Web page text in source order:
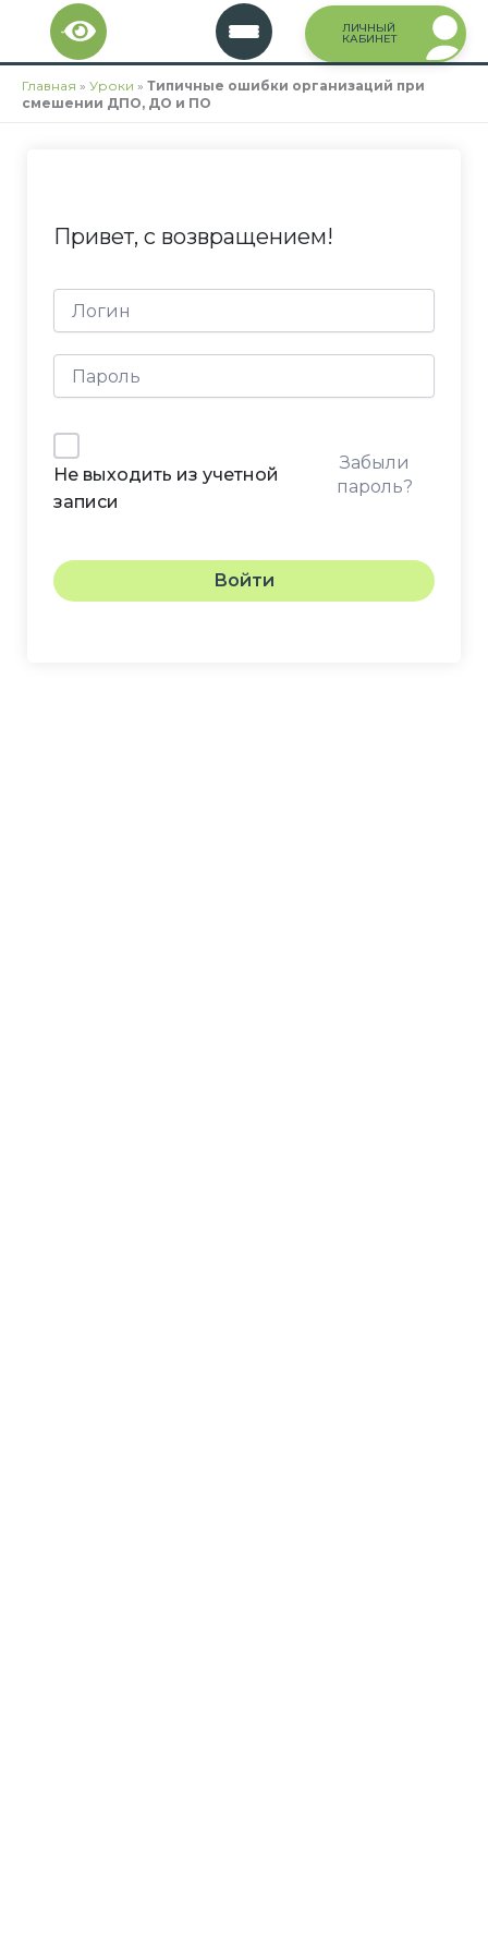
Перейти
содержимому
ЛИЧНЫЙ
КАБИНЕТ
Главная » Уроки » Типичные ошибки организаций при
смешении ДПО, ДО и ПО
Привет, с возвращением!
Не выходить из учетной
записи
Забыли
пароль?
Войти